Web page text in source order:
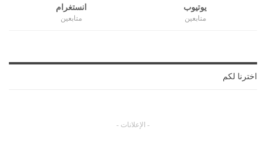
يوتيوب
متابعين
انستغرام
متابعين
اخترنا لكم
- الإعلانات -